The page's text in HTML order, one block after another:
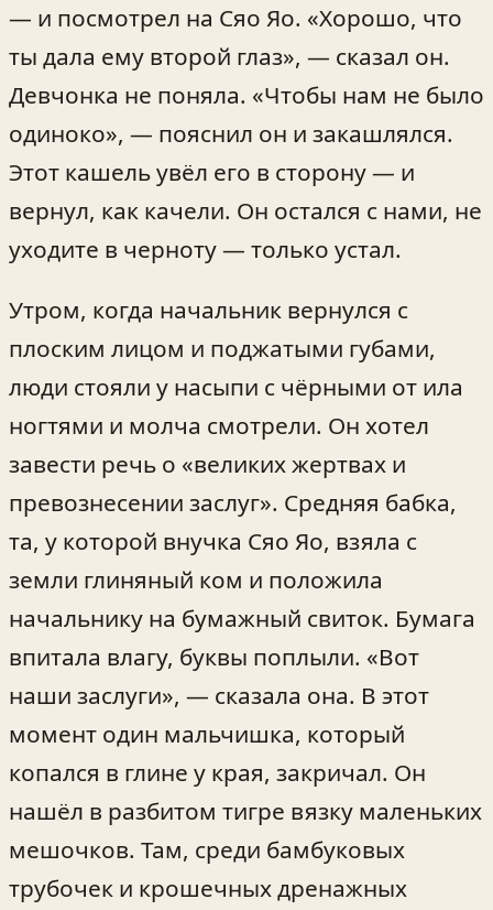
— и посмотрел на Сяо Яо. «Хорошо, что
ты дала ему второй глаз», — сказал он.
Девчонка не поняла. «Чтобы нам не было
одиноко», — пояснил он и закашлялся.
Этот кашель увёл его в сторону — и
вернул, как качели. Он остался с нами, не
уходите в черноту — только устал.
Утром, когда начальник вернулся с
плоским лицом и поджатыми губами,
люди стояли у насыпи с чёрными от ила
ногтями и молча смотрели. Он хотел
завести речь о «великих жертвах и
превознесении заслуг». Средняя бабка,
та, у которой внучка Сяо Яо, взяла с
земли глиняный ком и положила
начальнику на бумажный свиток. Бумага
впитала влагу, буквы поплыли. «Вот
наши заслуги», — сказала она. В этот
момент один мальчишка, который
копался в глине у края, закричал. Он
нашёл в разбитом тигре вязку маленьких
мешочков. Там, среди бамбуковых
трубочек и крошечных дренажных